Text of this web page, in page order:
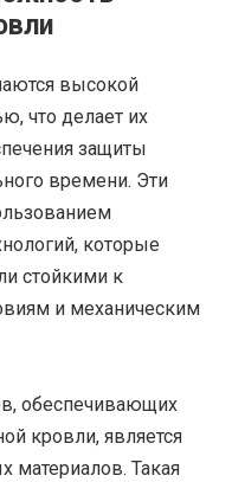
высокой
что делает их
защиты
времени. Эти
которые
стойкими к
и механическим
обеспечивающих
кровли, является
материалов. Такая